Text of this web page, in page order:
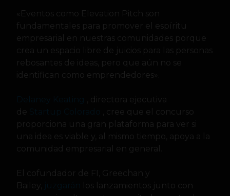
«Eventos como Elevation Pitch son
fundamentales para promover el espíritu
empresarial en nuestras comunidades porque
crea un espacio libre de juicios para las personas
rebosantes de ideas, pero que aún no se
identifican como emprendedores».
, directora ejecutiva
de
, cree que el concurso
proporciona una gran plataforma para ver si
una idea es viable y, al mismo tiempo, apoya a la
comunidad empresarial en general.
El cofundador de FI, Greechan y
Bailey,
los lanzamientos junto con